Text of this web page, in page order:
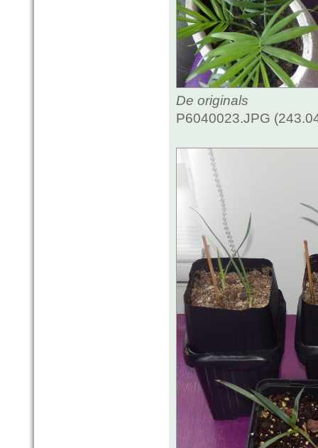
De originals
P6040023.JPG